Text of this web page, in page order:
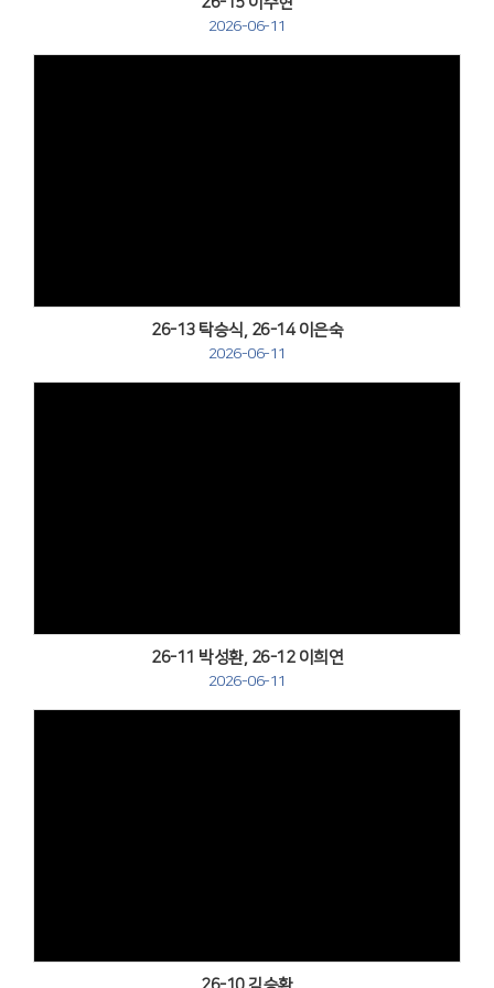
2026-06-11
26-13 탁승식, 26-14 이은숙
2026-06-11
26-11 박성환, 26-12 이희연
2026-06-11